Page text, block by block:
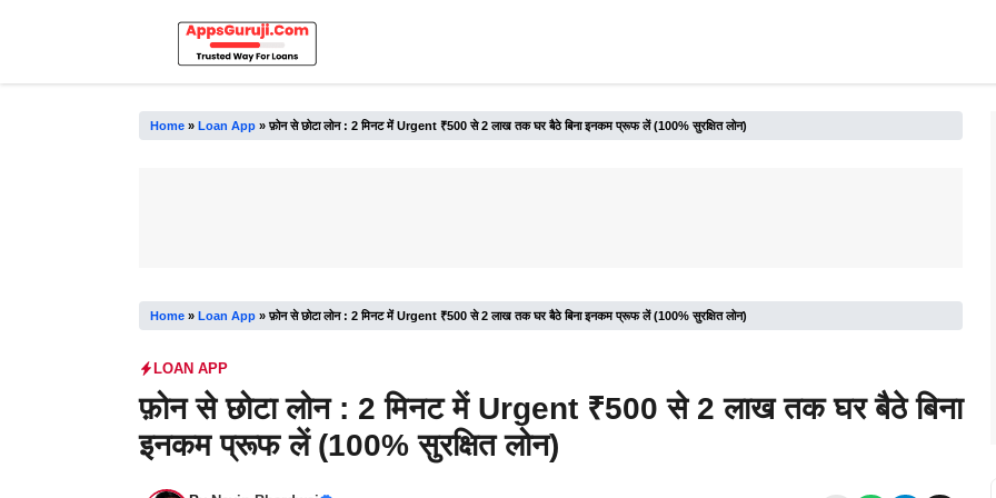
Home» Loan App»फ़ोन से छोटा लोन : 2 मिनट में Urgent ₹500 से 2 लाख तक घर बैठे बिना इनकम प्रूफ लें (100% सुरक्षित लोन)
Home» Loan App»फ़ोन से छोटा लोन : 2 मिनट में Urgent ₹500 से 2 लाख तक घर बैठे बिना इनकम प्रूफ लें (100% सुरक्षित लोन)
LOAN APP
फ़ोन से छोटा लोन : 2 मिनट में Urgent ₹500 से 2 लाख तक घर बैठे बिना
इनकम प्रूफ लें (100% सुरक्षित लोन)